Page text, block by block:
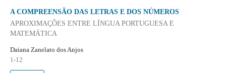
A COMPREENSÃO DAS LETRAS E DOS NÚMEROS
APROXIMAÇÕES ENTRE LÍNGUA PORTUGUESA E
MATEMÁTICA
Daiana Zanelato dos Anjos
1-12